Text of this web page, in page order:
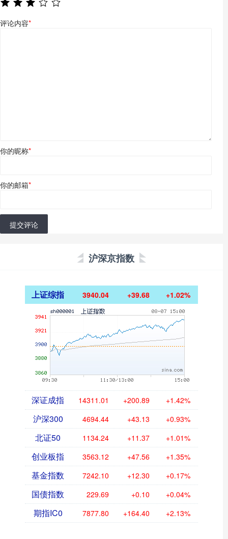
评论内容*
你的昵称*
你的邮箱*
提交评论
沪深京指数
上证综指 3940.04 +39.68 +1.02%
深证成指 14311.01 +200.89 +1.42%
沪深300 4694.44 +43.13 +0.93%
北证50 1134.24 +11.37 +1.01%
创业板指 3563.12 +47.56 +1.35%
基金指数 7242.10 +12.30 +0.17%
国债指数 229.69 +0.10 +0.04%
期指IC0 7877.80 +164.40 +2.13%